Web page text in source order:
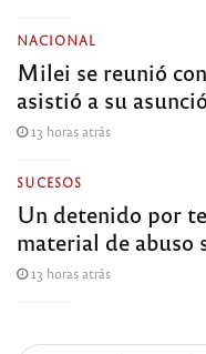
NACIONAL
Milei se reunió
asistió a su
13 horas atrás
SUCESOS
Un detenido por
material de abuso
13 horas atrás